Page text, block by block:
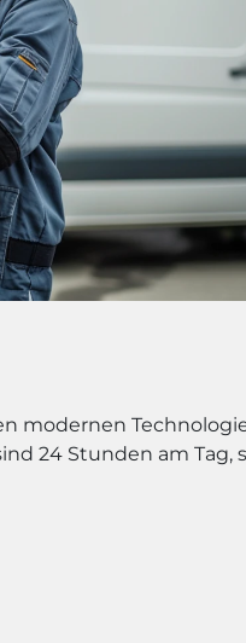
modernen
24 Stunden am Tag,